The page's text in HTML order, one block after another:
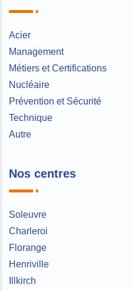
Acier
Management
Métiers et Certifications
Nucléaire
Prévention et Sécurité
Technique
Autre
Nos centres
Soleuvre
Charleroi
Florange
Henriville
Illkirch